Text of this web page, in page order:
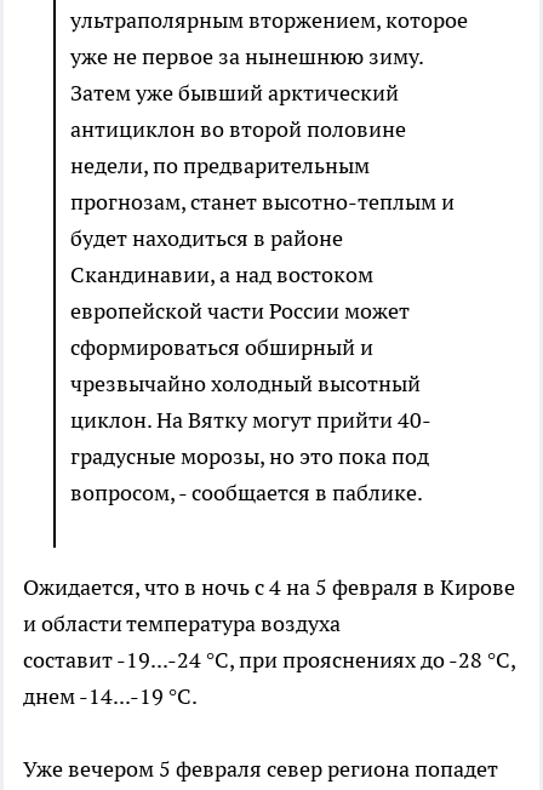
ультраполярным вторжением, которое
уже не первое за нынешнюю зиму.
Затем уже бывший арктический
антициклон во второй половине
недели, по предварительным
прогнозам, станет высотно-теплым и
будет находиться в районе
Скандинавии, а над востоком
европейской части России может
сформироваться обширный и
чрезвычайно холодный высотный
циклон. На Вятку могут прийти 40-
градусные морозы, но это пока под
вопросом, - сообщается в паблике.
Ожидается, что в ночь с 4 на 5 февраля в Кирове
и области температура воздуха
составит -19...-24 °C, при прояснениях до -28 °C,
днем -14...-19 °C.
Уже вечером 5 февраля север региона попадет